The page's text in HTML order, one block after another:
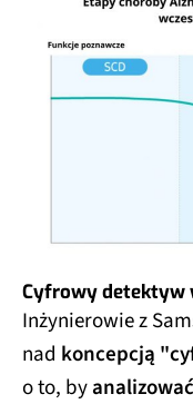
Cyfrowy detektyw
Inżynierowie z
nad koncepcją
o to, by